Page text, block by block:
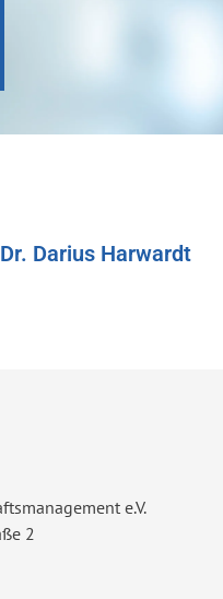
Darius Harwardt
e.V.
2